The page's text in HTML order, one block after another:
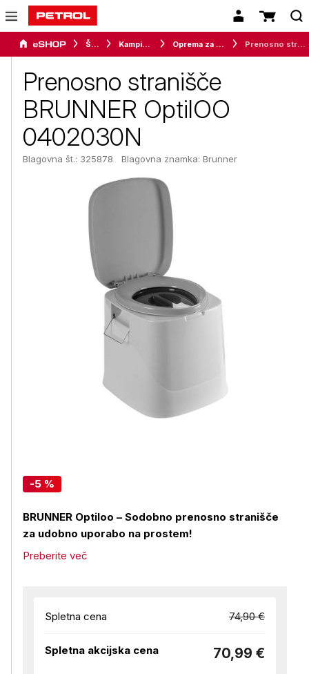
Šport Kampiranje Oprema za kampiranje
Prenosno stranišče
BRUNNER OptilOO
0402030N
Blagovna št.: 325878 Blagovna znamka: Brunner
-5 %
BRUNNER Optiloo – Sodobno prenosno stranišče
za udobno uporabo na prostem!
Preberite več
Spletna cena 74,90 €
Spletna akcijska cena 70,99 €